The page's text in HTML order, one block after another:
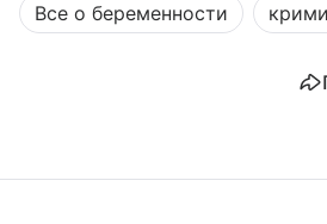
Все о беременности